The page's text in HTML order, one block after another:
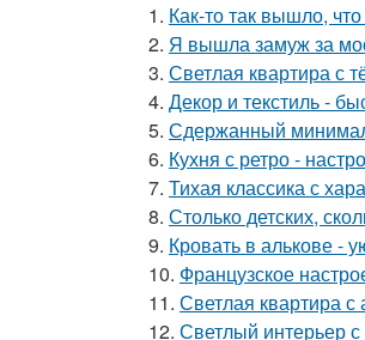
1. Как-то так вышло,
2. Я вышла замуж за
3. Светлая квартира с
4. Декор и текстиль -
5. Сдержанный
6. Кухня с ретро -
7. Тихая классика с
8. Столько детских,
9. Кровать в алькове -
10. Французское
11. Светлая квартира
12. Светлый интерьер